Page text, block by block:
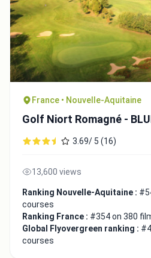
France • Nouvelle-Aquitaine
Golf Niort Romagné -
3.69/ 5 (16)
13,600 views
Ranking Nouvelle-Aquitaine :
courses
Ranking France : #354 on 380
Global Flyovergreen ranking :
courses